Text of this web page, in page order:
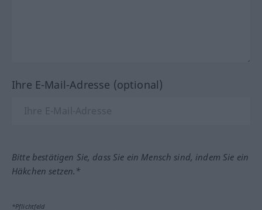
Ihre E-Mail-Adresse (optional)
Bitte bestätigen Sie, dass Sie ein Mensch sind, indem Sie ein
Häkchen setzen.*
*Pflichtfeld